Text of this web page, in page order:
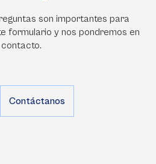
son importantes para
formulario y nos pondremos en
contacto.
Contáctanos